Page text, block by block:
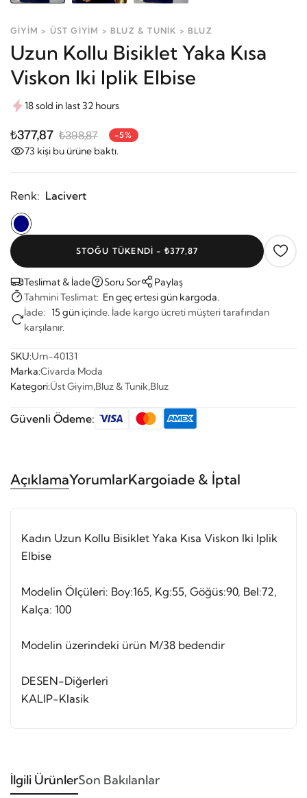
GİYİM > ÜST GİYİM > BLUZ & TUNİK > BLUZ
Uzun Kollu Bisiklet Yaka Kısa
Viskon Iki Iplik Elbise
18 sold in last 32 hours
₺377,87 ₺398,87 -5%
73 kişi bu ürüne baktı.
Renk: Lacivert
STOĞU TÜKENDI - ₺377,87
Teslimat & İade Soru Sor
Paylaş
Tahmini Teslimat: En geç ertesi gün kargoda.
İade: 15 gün içinde. İade kargo ücreti müşteri tarafından
karşılanır.
SKU:Urn-40131
Marka:Civarda Moda
Kategori:Üst Giyim,Bluz & Tunik,Bluz
Güvenli Ödeme:
AçıklamaYorumlarKargoiade & İptal
Kadın Uzun Kollu Bisiklet Yaka Kısa Viskon Iki Iplik
Elbise
Modelin Ölçüleri: Boy:165, Kg:55, Göğüs:90, Bel:72,
Kalça: 100
Modelin üzerindeki ürün M/38 bedendir
DESEN-Diğerleri
KALIP-Klasik
İlgili ÜrünlerSon Bakılanlar